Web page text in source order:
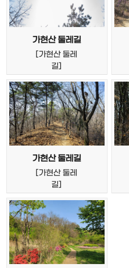
가현산 둘레길
[가현산 둘레
길]
가현산 둘레길
[가현산 둘레
길]